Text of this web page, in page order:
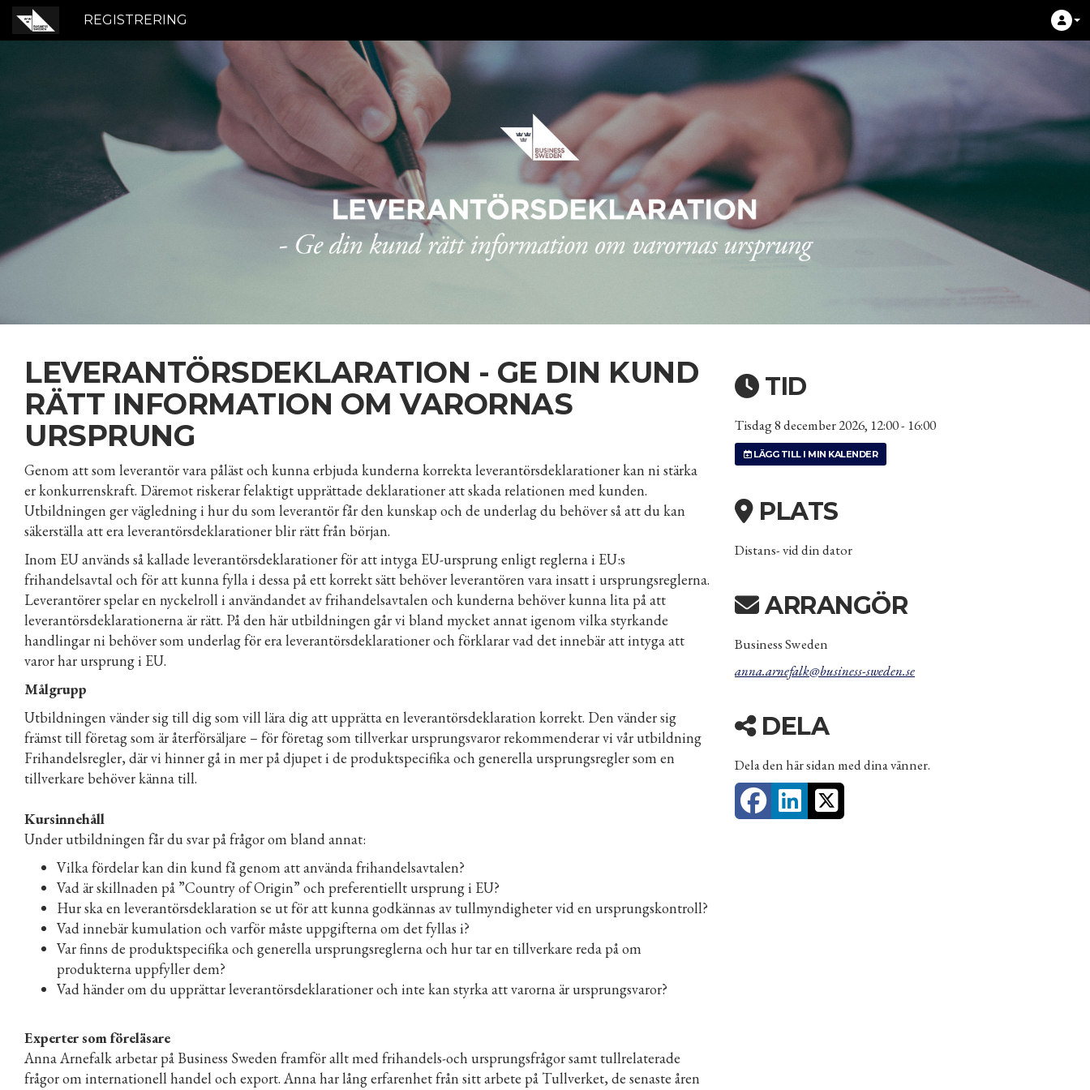
REGISTRERING
LEVERANTÖRSDEKLARATION - GE DIN KUND
RÄTT INFORMATION OM VARORNAS
URSPRUNG
Genom att som leverantör vara påläst och kunna erbjuda kunderna korrekta leverantörsdeklarationer kan ni stärka
er konkurrenskraft. Däremot riskerar felaktigt upprättade deklarationer att skada relationen med kunden.
Utbildningen ger vägledning i hur du som leverantör får den kunskap och de underlag du behöver så att du kan
säkerställa att era leverantörsdeklarationer blir rätt från början.
Inom EU används så kallade leverantörsdeklarationer för att intyga EU-ursprung enligt reglerna i EU:s
frihandelsavtal och för att kunna fylla i dessa på ett korrekt sätt behöver leverantören vara insatt i ursprungsreglerna.
Leverantörer spelar en nyckelroll i användandet av frihandelsavtalen och kunderna behöver kunna lita på att
leverantörsdeklarationerna är rätt. På den här utbildningen går vi bland mycket annat igenom vilka styrkande
handlingar ni behöver som underlag för era leverantörsdeklarationer och förklarar vad det innebär att intyga att
varor har ursprung i EU.
Målgrupp
Utbildningen vänder sig till dig som vill lära dig att upprätta en leverantörsdeklaration korrekt. Den vänder sig
främst till företag som är återförsäljare – för företag som tillverkar ursprungsvaror rekommenderar vi vår utbildning
Frihandelsregler, där vi hinner gå in mer på djupet i de produktspecifika och generella ursprungsregler som en
tillverkare behöver känna till.
Kursinnehåll
Under utbildningen får du svar på frågor om bland annat:
Vilka fördelar kan din kund få genom att använda frihandelsavtalen?
Vad är skillnaden på ”Country of Origin” och preferentiellt ursprung i EU?
Hur ska en leverantörsdeklaration se ut för att kunna godkännas av tullmyndigheter vid en ursprungskontroll?
Vad innebär kumulation och varför måste uppgifterna om det fyllas i?
Var finns de produktspecifika och generella ursprungsreglerna och hur tar en tillverkare reda på om
produkterna uppfyller dem?
Vad händer om du upprättar leverantörsdeklarationer och inte kan styrka att varorna är ursprungsvaror?
Experter som föreläsare
Anna Arnefalk arbetar på Business Sweden framför allt med frihandels-och ursprungsfrågor samt tullrelaterade
frågor om internationell handel och export. Anna har lång erfarenhet från sitt arbete på Tullverket, de senaste åren
TID
Tisdag 8 december 2026, 12:00 - 16:00
LÄGG TILL I MIN KALENDER
PLATS
Distans- vid din dator
ARRANGÖR
Business Sweden
anna.arnefalk@business-sweden.se
DELA
Dela den här sidan med dina vänner.